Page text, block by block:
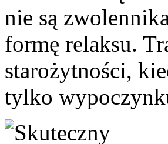
nie są
formę relaksu.
starożytności,
tylko